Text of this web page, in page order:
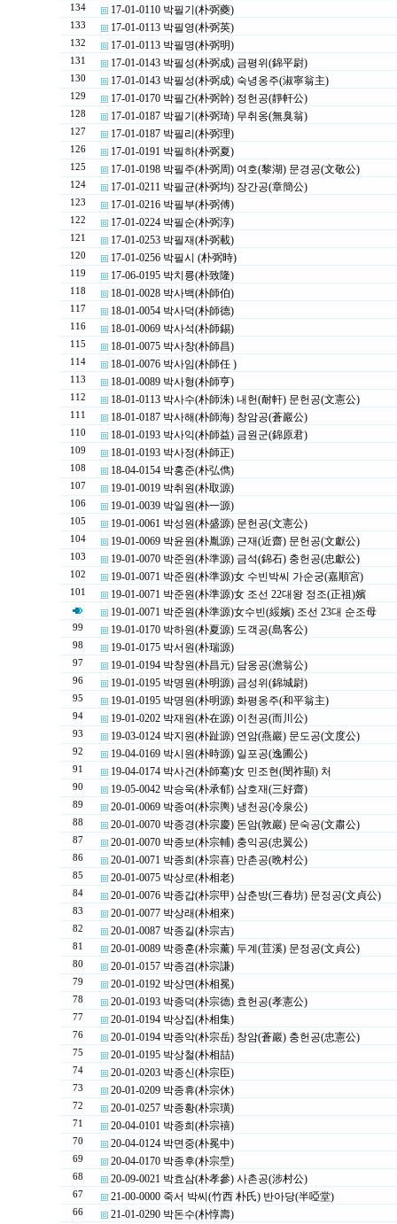
134 17-01-0110 박필기(朴弼夔)
133 17-01-0113 박필영(朴弼英)
132 17-01-0113 박필명(朴弼明)
131 17-01-0143 박필성(朴弼成) 금평위(錦平尉)
130 17-01-0143 박필성(朴弼成) 숙녕옹주(淑寧翁主)
129 17-01-0170 박필간(朴弼幹) 정헌공(靜軒公)
128 17-01-0187 박필기(朴弼琦) 무취옹(無臭翁)
127 17-01-0187 박필리(朴弼理)
126 17-01-0191 박필하(朴弼夏)
125 17-01-0198 박필주(朴弼周) 여호(黎湖) 문경공(文敬公)
124 17-01-0211 박필균(朴弼均) 장간공(章簡公)
123 17-01-0216 박필부(朴弼傅)
122 17-01-0224 박필순(朴弼淳)
121 17-01-0253 박필재(朴弼載)
120 17-01-0256 박필시 (朴弼時)
119 17-06-0195 박치륭(朴致隆)
118 18-01-0028 박사백(朴師伯)
117 18-01-0054 박사덕(朴師德)
116 18-01-0069 박사석(朴師錫)
115 18-01-0075 박사창(朴師昌)
114 18-01-0076 박사임(朴師任 )
113 18-01-0089 박사형(朴師亨)
112 18-01-0113 박사수(朴師洙) 내헌(耐軒) 문헌공(文憲公)
111 18-01-0187 박사해(朴師海) 창암공(蒼巖公)
110 18-01-0193 박사익(朴師益) 금원군(錦原君)
109 18-01-0193 박사정(朴師正)
108 18-04-0154 박홍준(朴弘儁)
107 19-01-0019 박취원(朴取源)
106 19-01-0039 박일원(朴一源)
105 19-01-0061 박성원(朴盛源) 문헌공(文憲公)
104 19-01-0069 박윤원(朴胤源) 근재(近齋) 문헌공(文獻公)
103 19-01-0070 박준원(朴準源) 금석(錦石) 충헌공(忠獻公)
102 19-01-0071 박준원(朴準源)女 수빈박씨 가순궁(嘉順宮)
101
19-01-0071 박준원(朴準源)女 조선 22대왕 정조(正祖)嬪
19-01-0071 박준원(朴準源)女수빈(綏嬪) 조선 23대 순조母
99 19-01-0170 박하원(朴夏源) 도객공(島客公)
98 19-01-0175 박서원(朴瑞源)
97 19-01-0194 박창원(朴昌元) 담옹공(澹翁公)
96 19-01-0195 박명원(朴明源) 금성위(錦城尉)
95 19-01-0195 박명원(朴明源) 화평옹주(和平翁主)
94 19-01-0202 박재원(朴在源) 이천공(而川公)
93 19-03-0124 박지원(朴趾源) 연암(燕巖) 문도공(文度公)
92 19-04-0169 박시원(朴時源) 일포공(逸圃公)
91 19-04-0174 박사건(朴師騫)女 민조현(閔祚顯) 처
90 19-05-0042 박승욱(朴承郁) 삼호재(三好齋)
89 20-01-0069 박종여(朴宗輿) 냉천공(冷泉公)
88 20-01-0070 박종경(朴宗慶) 돈암(敦巖) 문숙공(文肅公)
87 20-01-0070 박종보(朴宗輔) 충익공(忠翼公)
86 20-01-0071 박종희(朴宗喜) 만촌공(晩村公)
85 20-01-0075 박상로(朴相老)
84 20-01-0076 박종갑(朴宗甲) 삼춘방(三春坊) 문정공(文貞公)
83 20-01-0077 박상래(朴相來)
82 20-01-0087 박종길(朴宗吉)
81 20-01-0089 박종훈(朴宗薰) 두계(荳溪) 문정공(文貞公)
80 20-01-0157 박종겸(朴宗謙)
79 20-01-0192 박상면(朴相冕)
78 20-01-0193 박종덕(朴宗德) 효헌공(孝憲公)
77 20-01-0194 박상집(朴相集)
76 20-01-0194 박종악(朴宗岳) 창암(蒼巖) 충헌공(忠憲公)
75 20-01-0195 박상철(朴相喆)
74 20-01-0203 박종신(朴宗臣)
73 20-01-0209 박종휴(朴宗休)
72 20-01-0257 박종황(朴宗璜)
71 20-04-0101 박종희(朴宗禧)
70 20-04-0124 박면중(朴冕中)
69 20-04-0170 박종후(朴宗垕)
68 20-09-0021 박효삼(朴孝參) 사촌공(涉村公)
67 21-00-0000 죽서 박씨(竹西 朴氏) 반아당(半啞堂)
66 21-01-0290 박돈수(朴惇壽)